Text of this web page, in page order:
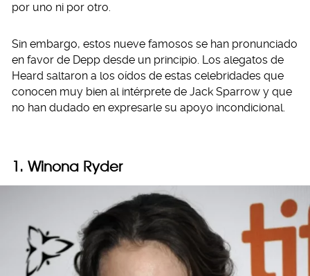
por uno ni por otro.
Sin embargo, estos nueve famosos se han pronunciado
en favor de Depp desde un principio. Los alegatos de
Heard saltaron a los oídos de estas celebridades que
conocen muy bien al intérprete de Jack Sparrow y que
no han dudado en expresarle su apoyo incondicional.
1. Winona Ryder